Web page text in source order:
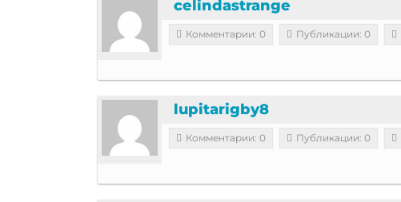
celindastrange
Комментарии: 0 Публикации: 0
lupitarigby8
Комментарии: 0 Публикации: 0